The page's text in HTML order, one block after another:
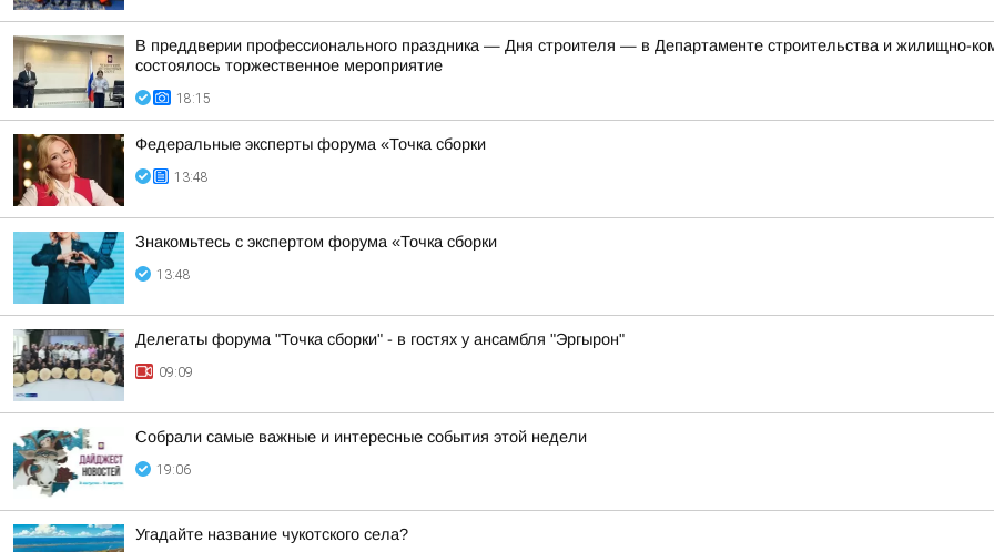
В преддверии профессионального праздника — Дня строителя — в Департаменте строительства и жилищно-
состоялось торжественное мероприятие
18:15
Федеральные эксперты форума «Точка сборки
13:48
Знакомьтесь с экспертом форума «Точка сборки
13:48
Делегаты форума "Точка сборки" - в гостях у ансамбля "Эргырон"
09:09
Собрали самые важные и интересные события этой недели
19:06
Угадайте название чукотского села?